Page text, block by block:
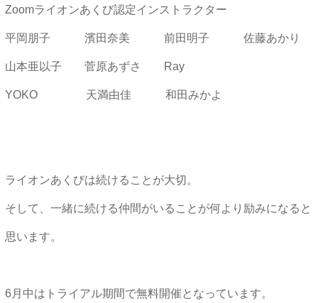
Zoomライオンあくび認定インストラクター
平岡朋子 濱田奈美 前田明子 佐藤あかり
山本亜以子 菅原あずさ Ray
YOKO 天満由佳 和田みかよ
ライオンあくびは続けることが大切。
そして、一緒に続ける仲間がいることが何より励みになると
思います。
6月中はトライアル期間で無料開催となっています。